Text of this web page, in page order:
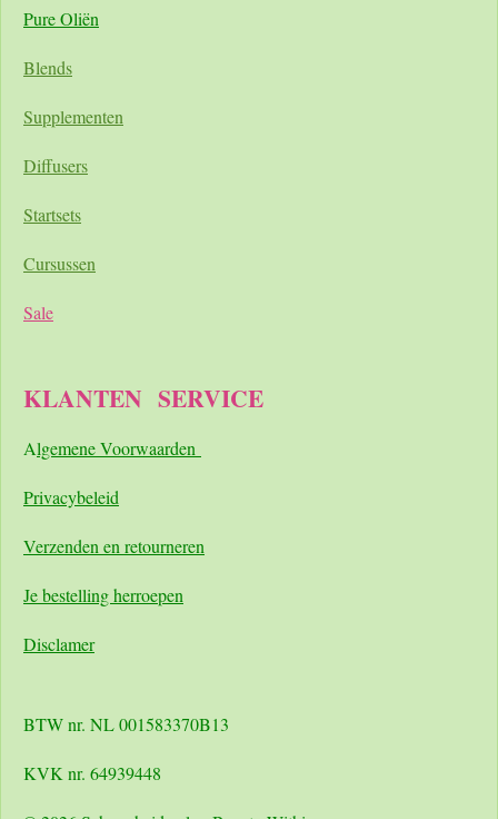
Pure Oliën
Blends
Supplementen
Diffusers
Startsets
Cursussen
Sale
KLANTEN SERVICE
Algemene Voorwaarden
Privacybeleid
Verzenden en retourneren
Je bestelling herroepen
Disclamer
BTW nr. NL 001583370B13
KVK nr. 64939448